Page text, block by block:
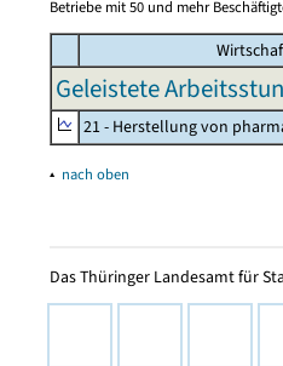
Betriebe mit 50 und mehr
Geleistete
21 - Herstellung von
▴ nach oben
Das Thüringer Landesamt für